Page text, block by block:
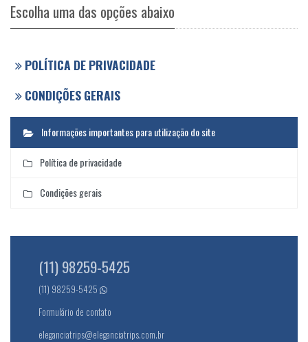
Escolha uma das opções abaixo
POLÍTICA DE PRIVACIDADE
CONDIÇÕES GERAIS
Informações importantes para utilização do site
Política de privacidade
Condições gerais
(11) 98259-5425
(11) 98259-5425
Formulário de contato
eleganciatrips@eleganciatrips.com.br